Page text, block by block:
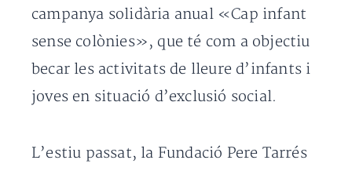
campanya solidària anual «Cap infant
sense colònies», que té com a objectiu
becar les activitats de lleure d’infants i
joves en situació d’exclusió social.
L’estiu passat, la Fundació Pere Tarrés